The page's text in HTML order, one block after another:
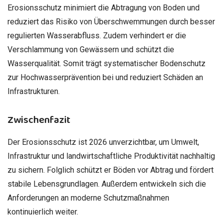
Erosionsschutz minimiert die Abtragung von Boden und
reduziert das Risiko von Überschwemmungen durch besser
regulierten Wasserabfluss. Zudem verhindert er die
Verschlammung von Gewässern und schützt die
Wasserqualität. Somit trägt systematischer Bodenschutz
zur Hochwasserprävention bei und reduziert Schäden an
Infrastrukturen.
Zwischenfazit
Der Erosionsschutz ist 2026 unverzichtbar, um Umwelt,
Infrastruktur und landwirtschaftliche Produktivität nachhaltig
zu sichern. Folglich schützt er Böden vor Abtrag und fördert
stabile Lebensgrundlagen. Außerdem entwickeln sich die
Anforderungen an moderne Schutzmaßnahmen
kontinuierlich weiter.